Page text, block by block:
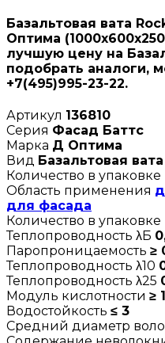
Базальтовая вата
Оптима
лучшую цену на
подобрать аналоги,
+7(495)995-23-22.
Артикул 136810
Серия Фасад Баттс
Марка Д Оптима
Вид Базальтовая вата
Количество в упаковке
Область применения
для фасада
Количество в упаковке
Теплопроводность λБ
Паропроницаемость ≥
Теплопроводность λ10
Теплопроводность λ25
Модуль кислотности ≥
Водостойкость ≤ 3
Средний диаметр